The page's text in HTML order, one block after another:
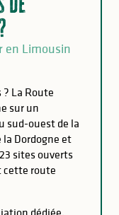
en Limousin
La Route
sur un
sud-ouest de la
la Dordogne et
sites ouverts
cette route